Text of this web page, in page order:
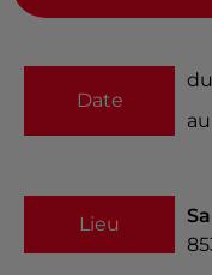
Date
du
au
Lieu